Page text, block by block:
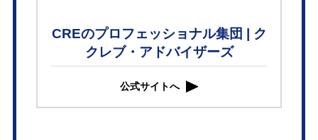
CREのプロフェッショナル集団 | ク
クレブ・アドバイザーズ
公式サイトへ